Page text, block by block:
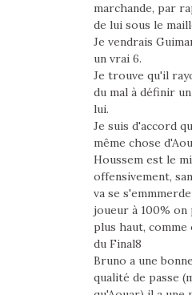
marchande, par
de lui sous le
Je vendrais
un vrai 6.
Je trouve qu'il
du mal à définir
lui.
Je suis d'accord
même chose
Houssem est le
offensivement,
va se
joueur à 100% on
plus haut,
du Final8
Bruno a une
qualité de passe